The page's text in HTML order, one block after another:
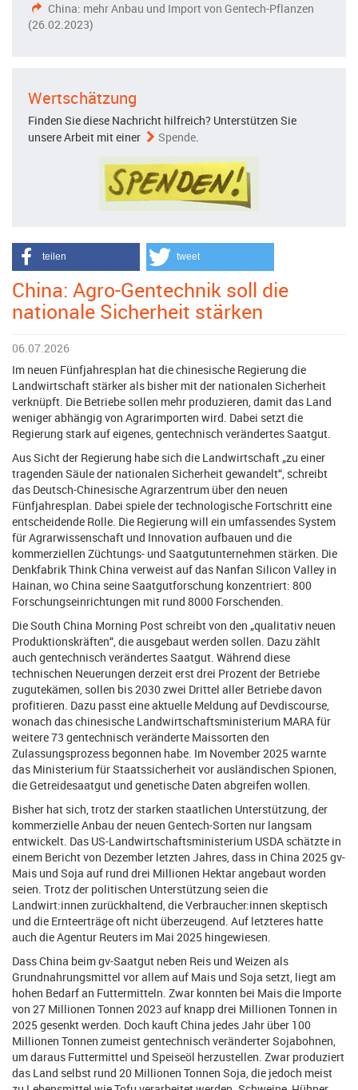
China: mehr Anbau und Import von Gentech-Pflanzen
(26.02.2023)
Wertschätzung
Finden Sie diese Nachricht hilfreich? Unterstützen Sie
unsere Arbeit mit einer
Spende.
teilen tweet
China: Agro-Gentechnik soll die
nationale Sicherheit stärken
06.07.2026
Im neuen Fünfjahresplan hat die chinesische Regierung die
Landwirtschaft stärker als bisher mit der nationalen Sicherheit
verknüpft. Die Betriebe sollen mehr produzieren, damit das Land
weniger abhängig von Agrarimporten wird. Dabei setzt die
Regierung stark auf eigenes, gentechnisch verändertes Saatgut.
Aus Sicht der Regierung habe sich die Landwirtschaft „zu einer
tragenden Säule der nationalen Sicherheit gewandelt“, schreibt
das Deutsch-Chinesische Agrarzentrum über den neuen
Fünfjahresplan. Dabei spiele der technologische Fortschritt eine
entscheidende Rolle. Die Regierung will ein umfassendes System
für Agrarwissenschaft und Innovation aufbauen und die
kommerziellen Züchtungs- und Saatgutunternehmen stärken. Die
Denkfabrik Think China verweist auf das Nanfan Silicon Valley in
Hainan, wo China seine Saatgutforschung konzentriert: 800
Forschungseinrichtungen mit rund 8000 Forschenden.
Die South China Morning Post schreibt von den „qualitativ neuen
Produktionskräften“, die ausgebaut werden sollen. Dazu zählt
auch gentechnisch verändertes Saatgut. Während diese
technischen Neuerungen derzeit erst drei Prozent der Betriebe
zugutekämen, sollen bis 2030 zwei Drittel aller Betriebe davon
profitieren. Dazu passt eine aktuelle Meldung auf Devdiscourse,
wonach das chinesische Landwirtschaftsministerium MARA für
weitere 73 gentechnisch veränderte Maissorten den
Zulassungsprozess begonnen habe. Im November 2025 warnte
das Ministerium für Staatssicherheit vor ausländischen Spionen,
die Getreidesaatgut und genetische Daten abgreifen wollen.
Bisher hat sich, trotz der starken staatlichen Unterstützung, der
kommerzielle Anbau der neuen Gentech-Sorten nur langsam
entwickelt. Das US-Landwirtschaftsministerium USDA schätzte in
einem Bericht von Dezember letzten Jahres, dass in China 2025 gv-
Mais und Soja auf rund drei Millionen Hektar angebaut worden
seien. Trotz der politischen Unterstützung seien die
Landwirt:innen zurückhaltend, die Verbraucher:innen skeptisch
und die Ernteerträge oft nicht überzeugend. Auf letzteres hatte
auch die Agentur Reuters im Mai 2025 hingewiesen.
Dass China beim gv-Saatgut neben Reis und Weizen als
Grundnahrungsmittel vor allem auf Mais und Soja setzt, liegt am
hohen Bedarf an Futtermitteln. Zwar konnten bei Mais die Importe
von 27 Millionen Tonnen 2023 auf knapp drei Millionen Tonnen in
2025 gesenkt werden. Doch kauft China jedes Jahr über 100
Millionen Tonnen zumeist gentechnisch veränderter Sojabohnen,
um daraus Futtermittel und Speiseöl herzustellen. Zwar produziert
das Land selbst rund 20 Millionen Tonnen Soja, die jedoch meist